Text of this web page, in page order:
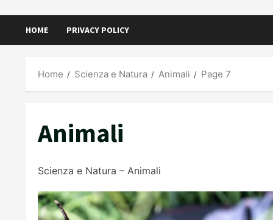
HOME PRIVACY POLICY
Home Scienza e Natura Animali Page 7
Animali
Scienza e Natura – Animali